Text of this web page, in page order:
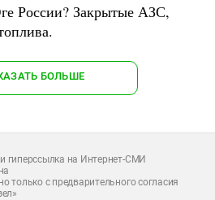
России? Закрытые АЗС,
БОЛЬШЕ
гиперссылка на Интернет-СМИ
только с предварительного согласия